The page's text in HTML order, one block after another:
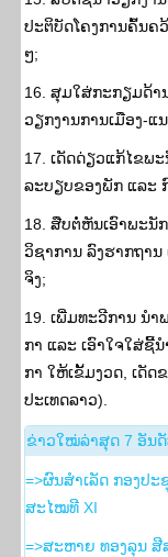
ປະຕິບັດໂຄງການຄົ້ນຄ
ໆ;
16. ສຸມໃສ່ກະກຽມດ້າ
ວຽກງານການເມືອງ-ແ
17. ເດັດດ່ຽວແກ້ໄຂພ
ລະບຽບຂອງພັກ ແລະ
18. ສືບຕໍ່ຫັນເອົາພະນັ
ວິຊາການ ລົງຮາກຖາ
ຈິງ;
19. ເພີ່ມທະວີການ ນໍ
ກາ ແລະ ເອົາໃຈໃສ່ຊີ້
ກາ ໃຫ້ເຂັ້ມງວດ, ເດັ
ປະເທດລາວ).
ຂ່າວ​ໃໝ່​ລ່າ​ສຸດ 7 ອັນ​
=>ຜົນສໍາເລັດ ກອງປ
ສະໄໝທີ XI
=>ສະຫາຍ ທອງລຸນ ສີ